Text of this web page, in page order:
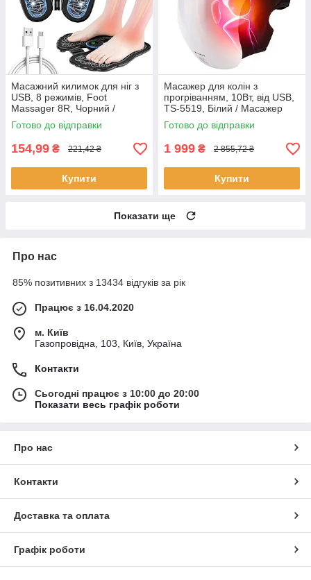
Масажний килимок для ніг з
USB, 8 режимів, Foot
Massager 8R, Чорний /
Акупунктурний масажер для
ступнів
Готово до відправки
154,99 ₴ 221,42 ₴
Купити
Масажер для колін з
прогріванням, 10Вт, від USB,
TS-5519, Білий / Масажер
для колінних суглобів
Готово до відправки
1 999 ₴ 2 855,72 ₴
Купити
Показати ще
Про нас
85% позитивних з 13434 відгуків за рік
Працює з 16.04.2020
м. Київ
Газопровідна, 103, Київ, Україна
Контакти
Сьогодні працює з 10:00 до 20:00
Показати весь графік роботи
Про нас
Контакти
Доставка та оплата
Графік роботи